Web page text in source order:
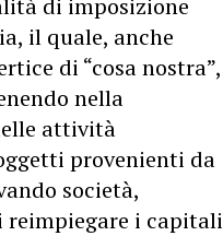
il quale, anche
di “cosa nostra”,
nella
attività
provenienti da
società,
i capitali